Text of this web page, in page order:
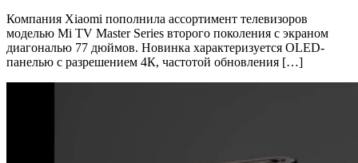
Компания Xiaomi пополнила ассортимент телевизоров
моделью Mi TV Master Series второго поколения с экраном
диагональю 77 дюймов. Новинка характеризуется OLED-
панелью с разрешением 4К, частотой обновления […]